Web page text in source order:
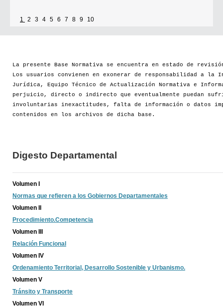
1 2 3 4 5 6 7 8 9 10
La presente Base Normativa se encuentra en estado de
Los usuarios convienen en exonerar de responsabilidad a la
Jurídica, Equipo Técnico de Actualización Normativa e
perjuicio, directo o indirecto que eventualmente puedan
involuntarias inexactitudes, falta de información o datos
contenidos en los archivos de dicha base.
Digesto Departamental
Volumen I
Normas que refieren a los Gobiernos Departamentales
Volumen II
Procedimiento.Competencia
Volumen III
Relación Funcional
Volumen IV
Ordenamiento Territorial, Desarrollo Sostenible y Urbanismo.
Volumen V
Tránsito y Transporte
Volumen VI